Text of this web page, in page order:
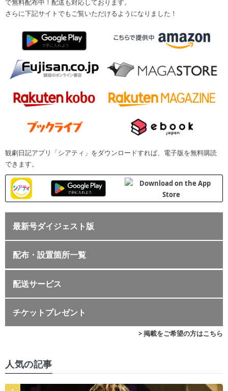
で無料配布中！配送も対応しております。
さらに下記サイトでもご覧いただけるようになりました！
観劇日記アプリ「シアティ」をダウンロードすれば、電子版を無料購読
できます。
最新号ダイジェスト版
配布・設置箇所一覧
配送サービス
チケットプレゼント
> 掲載をご希望の方はこちら
人気の記事